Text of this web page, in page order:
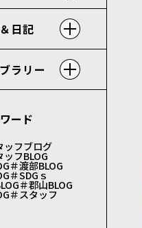
日記
ラリー
ード
ッフブログ
ッフBLOG
＃渡部BLOG
＃SDGｓ
＃郡山BLOG
＃スタッフ